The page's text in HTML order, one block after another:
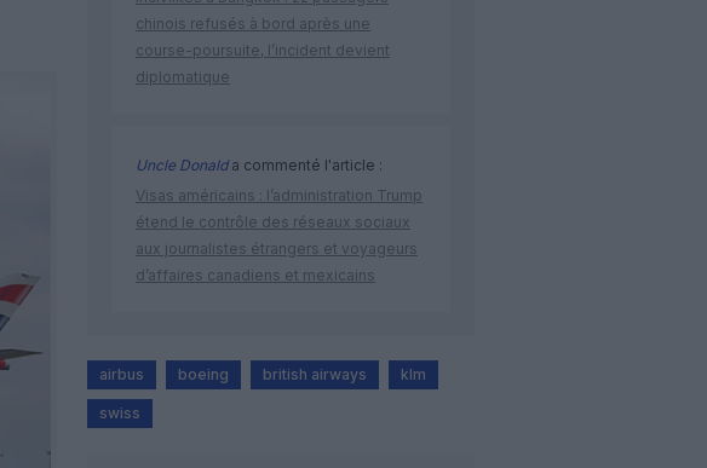
chinois refusés à bord après une
course-poursuite, l’incident devient
diplomatique
Uncle Donalda commenté l'article :
Visas américains : l’administration Trump
étend le contrôle des réseaux sociaux
aux journalistes étrangers et voyageurs
d’affaires canadiens et mexicains
airbus boeing british airways klm
swiss